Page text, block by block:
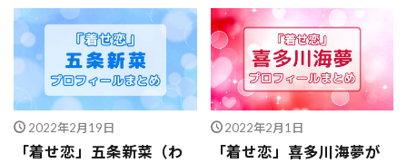
2022年2月19日
「着せ恋」五条新菜（わ
2022年2月1日
「着せ恋」喜多川海夢が